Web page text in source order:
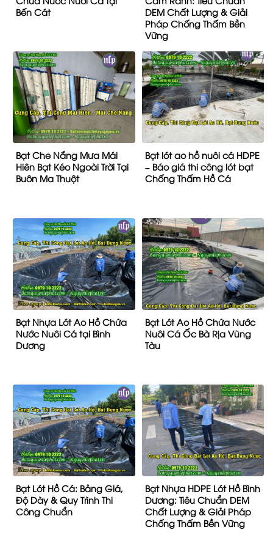
Bến Cát
DEM Chất Lượng & Giải
Pháp Chống Thấm Bền
Vững
Bạt Che Nắng Mưa Mái
Hiên Bạt Kéo Ngoài Trời Tại
Buôn Ma Thuột
Bạt lót ao hồ nuôi cá HDPE
– Báo giá thi công lót bạt
Chống Thấm Hồ Cá
Bạt Nhựa Lót Ao Hồ Chứa
Nước Nuôi Cá tại Bình
Dương
Bạt Lót Ao Hồ Chứa Nước
Nuôi Cá Ốc Bà Rịa Vũng
Tàu
Bạt Lót Hồ Cá: Bảng Giá,
Độ Dày & Quy Trình Thi
Công Chuẩn
Bạt Nhựa HDPE Lót Hồ Bình
Dương: Tiêu Chuẩn DEM
Chất Lượng & Giải Pháp
Chống Thấm Bền Vững